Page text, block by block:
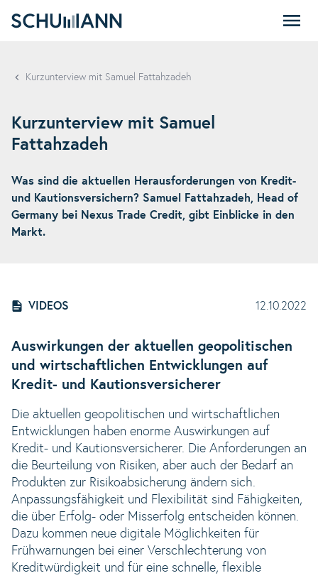
Kurzunterview mit Samuel Fattahzadeh
Kurzunterview mit Samuel
Fattahzadeh
Was sind die aktuellen Herausforderungen von Kredit-
und Kautionsversichern? Samuel Fattahzadeh, Head of
Germany bei Nexus Trade Credit, gibt Einblicke in den
Markt.
VIDEOS 12.10.2022
Auswirkungen der aktuellen geopolitischen
und wirtschaftlichen Entwicklungen auf
Kredit- und Kautionsversicherer
Die aktuellen geopolitischen und wirtschaftlichen
Entwicklungen haben enorme Auswirkungen auf
Kredit- und Kautionsversicherer. Die Anforderungen an
die Beurteilung von Risiken, aber auch der Bedarf an
Produkten zur Risikoabsicherung ändern sich.
Anpassungsfähigkeit und Flexibilität sind Fähigkeiten,
die über Erfolg- oder Misserfolg entscheiden können.
Dazu kommen neue digitale Möglichkeiten für
Frühwarnungen bei einer Verschlechterung von
Kreditwürdigkeit und für eine schnelle, flexible